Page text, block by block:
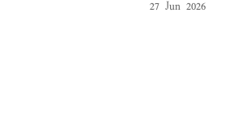
27 Jun 2026